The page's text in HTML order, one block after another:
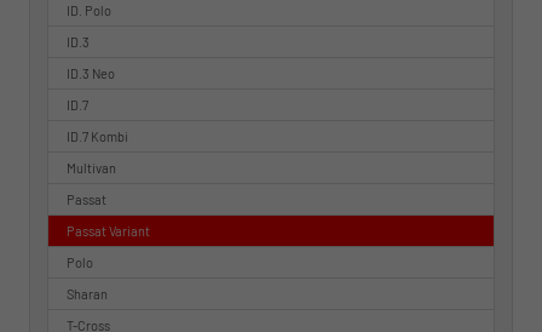
ID. Polo
ID.3
ID.3 Neo
ID.7
ID.7 Kombi
Multivan
Passat
Passat Variant
Polo
Sharan
T-Cross